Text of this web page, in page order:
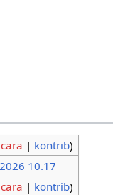
| kontrib)
10.17
| kontrib)